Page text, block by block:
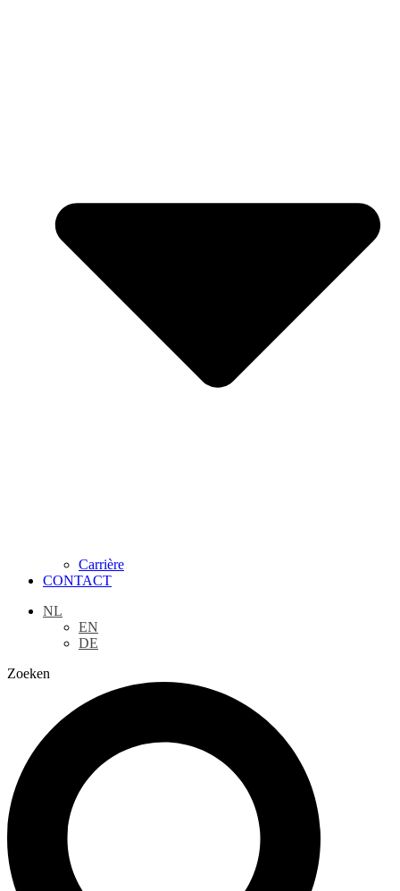
Carrière
CONTACT
NL
EN
DE
Zoeken